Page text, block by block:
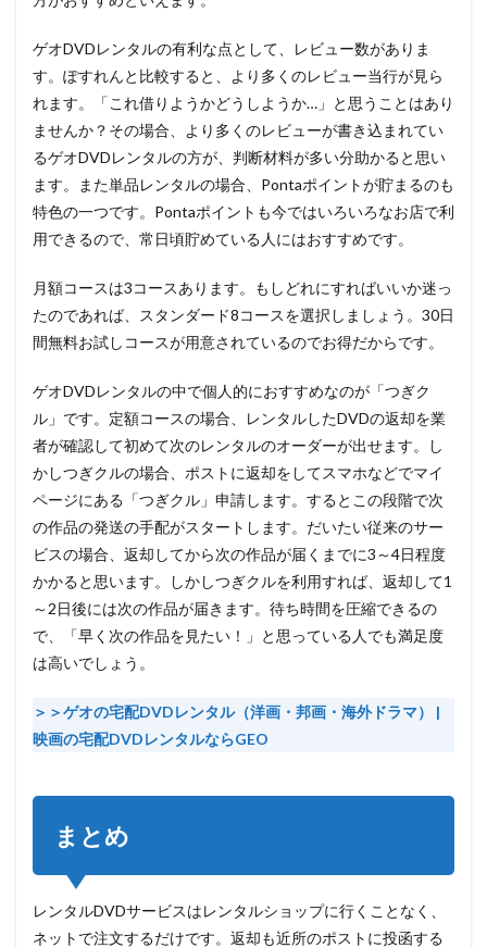
ゲオDVDレンタルの有利な点として、
レビュー数がありま
す。ぽすれんと比較すると、より多くのレビュー当行が見ら
れます。「これ借りようかどうしようか…」と思うことはあり
ませんか？その場合、より多くのレビューが書き込まれてい
るゲオDVDレンタルの方が、判断材料が多い分助かると思い
ます。また単品レンタルの場合、Pontaポイントが貯まるのも
特色の一つです。Pontaポイントも今ではいろいろなお店で利
用できるので、常日頃貯めている人にはおすすめです。
月額コースは3コースあります。もしどれにすればいいか迷っ
たのであれば、スタンダード8コースを選択しましょう。30日
間無料お試しコースが用意されているのでお得だからです。
ゲオDVDレンタルの中で個人的におすすめなのが「つぎク
ル」です。定額コースの場合、レンタルしたDVDの返却を業
者が確認して初めて次のレンタルのオーダーが出せます。し
かしつぎクルの場合、ポストに返却をしてスマホなどでマイ
ページにある「つぎクル」申請します。するとこの段階で次
の作品の発送の手配がスタートします。だいたい従来のサー
ビスの場合、返却してから次の作品が届くまでに3～4日程度
かかると思います。しかしつぎクルを利用すれば、返却して1
～2日後には次の作品が届きます。 待ち時間を圧縮できるの
で、「早く次の作品を見たい！」と思っている人でも満足度
は高いでしょう。
＞＞ゲオの宅配DVDレンタル（洋画・邦画・海外ドラマ） |
映画の宅配DVDレンタルならGEO
まとめ
レンタルDVDサービスはレンタルショップに行くことなく、
ネットで注文するだけです。返却も近所のポストに投函する